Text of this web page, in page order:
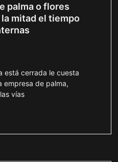
palma o flores
mitad el tiempo
está cerrada le cuesta
empresa de palma,
vías